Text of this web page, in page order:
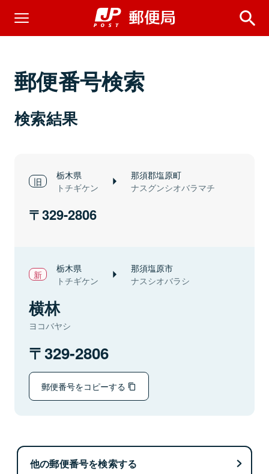
郵便番号検索
検索結果
栃木県
トチギケン
那須郡塩原町
ナスグンシオバラマチ
329-2806
栃木県
トチギケン
那須塩原市
ナスシオバラシ
横林
ヨコバヤシ
329-2806
郵便番号をコピーする
他の郵便番号を検索する